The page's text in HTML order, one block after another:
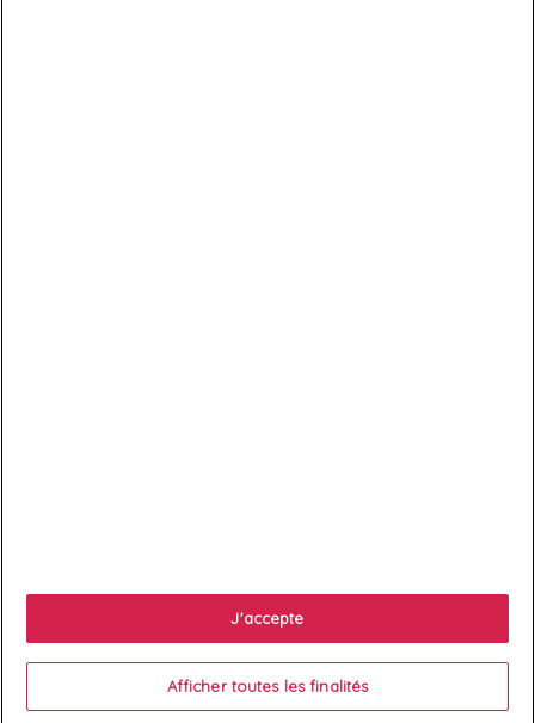
Votre compte 
J'accepte
Afficher toutes les finalités